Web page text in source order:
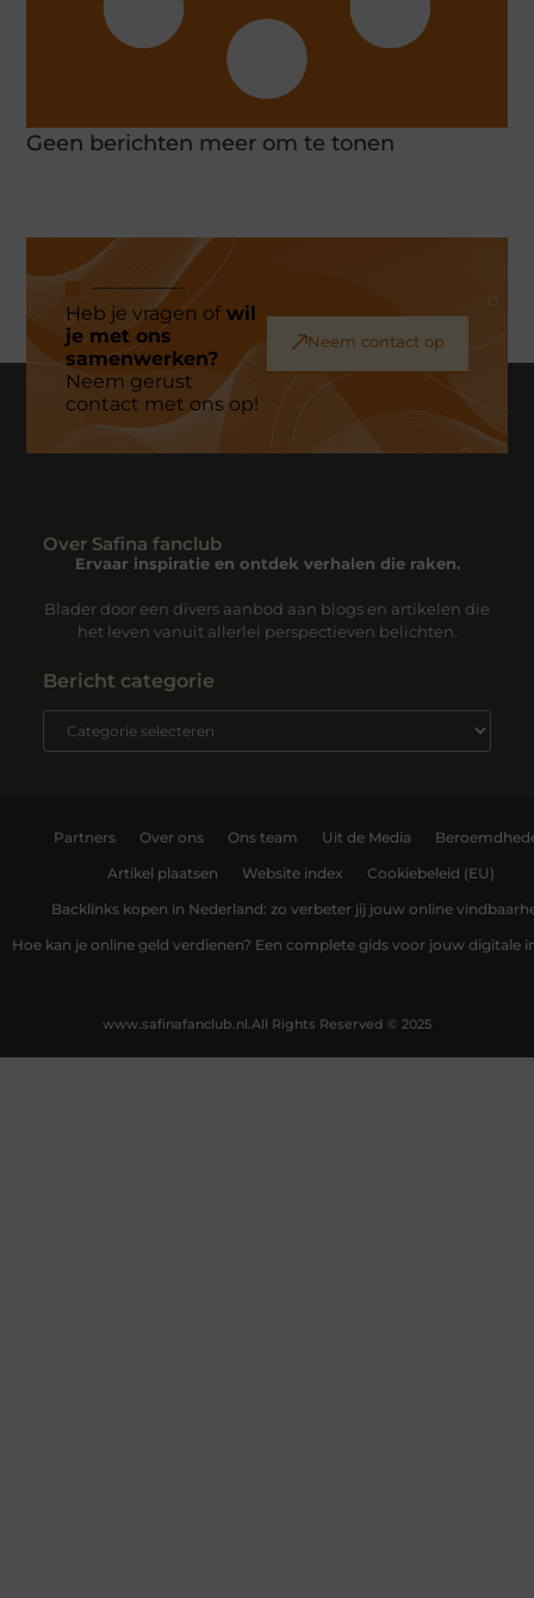
Geen berichten meer om te tonen
Heb je vragen ofwil
je met ons
samenwerken?
Neem gerust
contact met ons op!
Neem contact op
Over Safina fanclub
Ervaar inspiratie en ontdek verhalen die raken.
Blader door een divers aanbod aan blogs en artikelen die
het leven vanuit allerlei perspectieven belichten.
Bericht categorie
Partners Over ons Ons team Uit de Media
Artikel plaatsen Website index Cookiebeleid (EU)
Backlinks kopen in Nederland: zo verbeter jij jouw online
Hoe kan je online geld verdienen? Een complete gids voor jouw digitale
All Rights Reserved © 2025
www.safinafanclub.nl.